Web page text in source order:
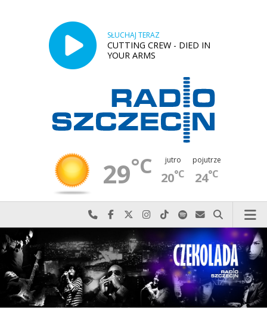
SŁUCHAJ TERAZ
CUTTING CREW - DIED IN
YOUR ARMS
29°C jutro
20°C
pojutrze
24°C
Najlepiej po prostu do nas zadzwoń
Odwiedź nas na Facebook-u
Odwiedź nas na X
Odwiedź nas na Instagram-ie
Odwiedź nas na TikTok-u
Szukaj nas na Spotify
Wyślij do nas
Szukaj